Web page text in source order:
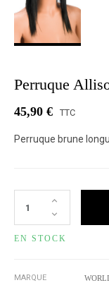
Perruque
45,90 € TTC
Perruque brune
EN STOCK
MARQUE